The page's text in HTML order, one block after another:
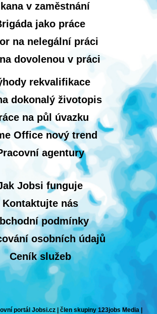
v zaměstnání
jako práce
na nelegální práci
dovolenou v práci
rekvalifikace
dokonalý životopis
na půl úvazku
Office nový trend
agentury
Jobsi funguje
Kontaktujte nás
podmínky
osobních údajů
Ceník služeb
portál Jobsi.cz | člen skupiny 123jobs Media |